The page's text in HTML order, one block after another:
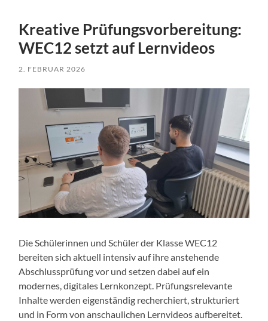
Kreative Prüfungsvorbereitung:
WEC12 setzt auf Lernvideos
2. FEBRUAR 2026
Die Schülerinnen und Schüler der Klasse WEC12
bereiten sich aktuell intensiv auf ihre anstehende
Abschlussprüfung vor und setzen dabei auf ein
modernes, digitales Lernkonzept. Prüfungsrelevante
Inhalte werden eigenständig recherchiert, strukturiert
und in Form von anschaulichen Lernvideos aufbereitet.